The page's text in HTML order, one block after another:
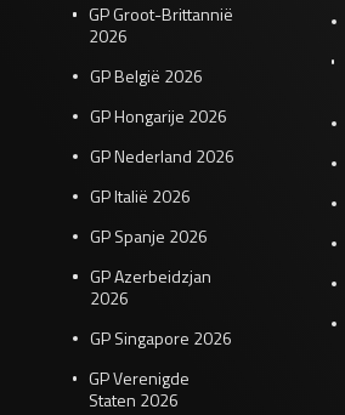
GP Groot-Brittannië
2026
GP België 2026
GP Hongarije 2026
GP Nederland 2026
GP Italië 2026
GP Spanje 2026
GP Azerbeidzjan
2026
GP Singapore 2026
GP Verenigde
Staten 2026